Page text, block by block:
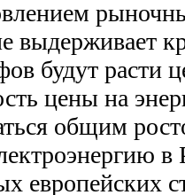
выдерживает
будут расти
цены на
общим
в
европейских